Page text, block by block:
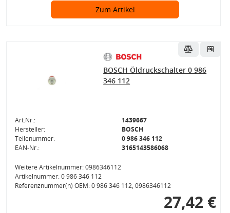
Zum Artikel
BOSCH Öldruckschalter 0 986
346 112
Art.Nr.:
1439667
Hersteller:
BOSCH
Teilenummer:
0 986 346 112
EAN-Nr.:
3165143586068
Weitere Artikelnummer: 0986346112
Artikelnummer: 0 986 346 112
Referenznummer(n) OEM: 0 986 346 112, 0986346112
27,42 €